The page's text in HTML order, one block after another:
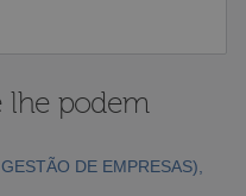
lhe podem
DE EMPRESAS),